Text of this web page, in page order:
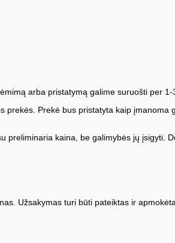
arba pristatymą galime suruošti per
Prekė bus pristatyta kaip įmanoma
preliminaria kaina, be galimybės jų įsigyti.
Užsakymas turi būti pateiktas ir